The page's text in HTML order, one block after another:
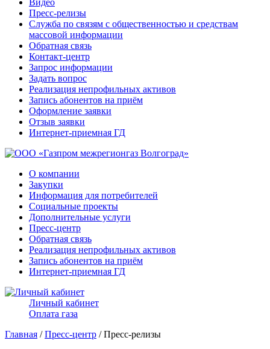
Видео
Пресс-релизы
Служба по связям с общественностью и средствам
массовой информации
Обратная связь
Контакт-центр
Запрос информации
Задать вопрос
Реализация непрофильных активов
Запись абонентов на приём
Оформление заявки
Отзыв заявки
Интернет-приемная ГД
О компании
Закупки
Информация для потребителей
Социальные проекты
Дополнительные услуги
Пресс-центр
Обратная связь
Реализация непрофильных активов
Запись абонентов на приём
Интернет-приемная ГД
Личный кабинет
Оплата газа
Главная /Пресс-центр / Пресс-релизы